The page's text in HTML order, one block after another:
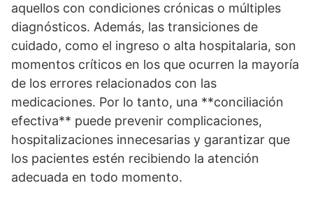
aquellos con condiciones crónicas o múltiples
diagnósticos. Además, las transiciones de
cuidado, como el ingreso o alta hospitalaria, son
momentos crí­ticos en los que ocurren la mayorí­a
de los errores relacionados con las
medicaciones. Por lo tanto, una **conciliación
efectiva** puede prevenir complicaciones,
hospitalizaciones innecesarias y garantizar que
los pacientes estén recibiendo la atención
adecuada en todo momento.